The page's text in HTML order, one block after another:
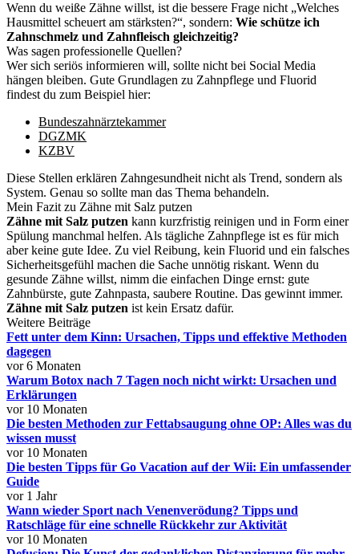
Wenn du weiße Zähne willst, ist die bessere Frage nicht „Welches
Hausmittel scheuert am stärksten?“, sondern: Wie schütze ich
Zahnschmelz und Zahnfleisch gleichzeitig?
Was sagen professionelle Quellen?
Wer sich seriös informieren will, sollte nicht bei Social Media
hängen bleiben. Gute Grundlagen zu Zahnpflege und Fluorid
findest du zum Beispiel hier:
Bundeszahnärztekammer
DGZMK
KZBV
Diese Stellen erklären Zahngesundheit nicht als Trend, sondern als
System. Genau so sollte man das Thema behandeln.
Mein Fazit zu Zähne mit Salz putzen
Zähne mit Salz putzen kann kurzfristig reinigen und in Form einer
Spülung manchmal helfen. Als tägliche Zahnpflege ist es für mich
aber keine gute Idee. Zu viel Reibung, kein Fluorid und ein falsches
Sicherheitsgefühl machen die Sache unnötig riskant. Wenn du
gesunde Zähne willst, nimm die einfachen Dinge ernst: gute
Zahnbürste, gute Zahnpasta, saubere Routine. Das gewinnt immer.
Zähne mit Salz putzen ist kein Ersatz dafür.
Weitere Beiträge
Fett unter dem Kinn: Ursachen, Tipps und effektive Methoden
dagegen
vor 6 Monaten
Warum Botox nach 7 Tagen noch nicht wirkt: Ursachen und
Erklärungen
vor 10 Monaten
Die besten Methoden zur Fettabsaugung ohne OP: Alles was du
wissen musst
vor 10 Monaten
Die besten Tipps für Go Vacation auf der Wii: Ein umfassender
Guide
vor 1 Jahr
Wann wieder Sport nach Venenverödung? Tipps und
Ratschläge für eine schnelle Rückkehr zur Aktivität
vor 10 Monaten